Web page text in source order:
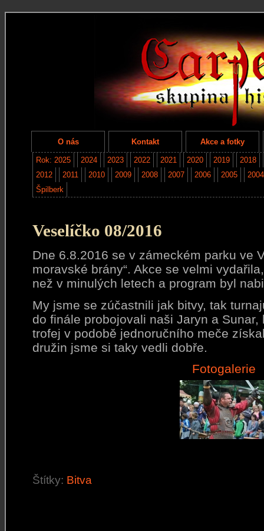
O nás Kontakt Akce a fotky
Rok: 2025 2024 2023 2022 2021 2020 2019
2018
2012
2011 2010 2009 2008 2007 2006 2005
2004
Špilberk
Veselíčko 08/2016
Dne 6.8.2016 se v zámeckém parku ve
moravské brány“. Akce se velmi
než v minulých letech a program byl
My jsme se zúčastnili jak bitvy, tak
do finále probojovali naši Jaryn a
trofej v podobě jednoručního meče
družin jsme si taky vedli dobře.
Fotogalerie
Štítky: Bitva